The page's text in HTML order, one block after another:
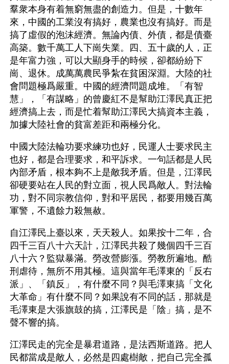
羣衆本身有着無窮無盡的創造力。但是，十數年
來，中國的工業沒有搞好，農業也沒有搞好。而是
搞了虛假的泡沫經濟。無論內債、外債，都是債臺
高築。數千萬工人下崗失業。四、五十歲的人，正
是年富力強，可以大顯身手的時候，卻都紛紛下
崗、退休。成萬萬農民爭紮在貧困深淵。大陸的社
會問題極爲嚴重。中國的經濟問題成堆。「有智
慧」，「有謀略」的曾慶紅不是幫助江澤民真正把
經濟搞上去，而是忙着幫助江澤民大搞資本主義，
加據大陸社會的貧富差距和兩極分化。
中國大陸法輪功要求練功也好，民運人士要求民主
也好，都是合理要求，和平訴求。一句話都是人民
內部矛盾，根本夠不上是敵我矛盾。但是，江澤民
卻硬要站在人民的對立面，視人民爲敵人。對法輪
功，對不同宗教信仰，對和平居民，都要用幾百萬
軍警，不遺餘力殺無赦。
自江澤民上臺以來，天天殺人。如果按十二年，合
四千三百八十六天計，江澤民共殺了幾個四千三百
八十六？監獄暴滿。勞改營膨漲。勞教所遍地。酷
刑虐待，無所不用其極。這與當年毛澤東的「反右
派」、「鎮反」，有什麼不同？與毛澤東搞「文化
大革命」有什麼不同？如果說有不同的話，那就是
毛澤東是大張旗鼓的搞，江澤民是「陰」搞，是不
聲不響的搞。
江澤民走的完全是暴君道路，是法西斯道路。把人
民都當成是敵人，必然是四處樹敵，把自己完全孤